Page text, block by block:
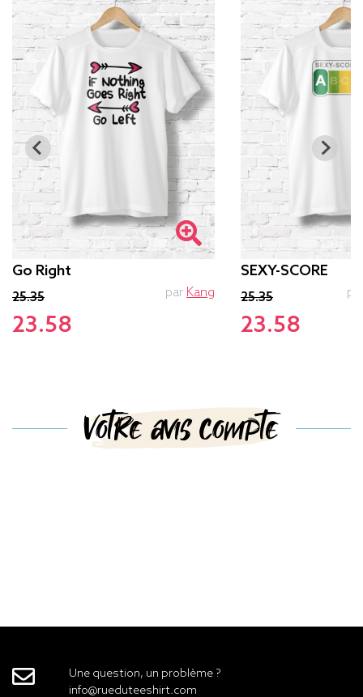
Go Right
25.35
23.58
par Kang
SEXY-SCORE
25.35
23.58
Votre avis compte
Une question, un problème ?
info@rueduteeshirt.com